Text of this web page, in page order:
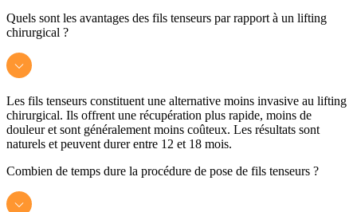
Quels sont les avantages des fils tenseurs par rapport à un lifting
chirurgical ?
Les fils tenseurs constituent une alternative moins invasive au lifting
chirurgical. Ils offrent une récupération plus rapide, moins de
douleur et sont généralement moins coûteux. Les résultats sont
naturels et peuvent durer entre 12 et 18 mois.
Combien de temps dure la procédure de pose de fils tenseurs ?